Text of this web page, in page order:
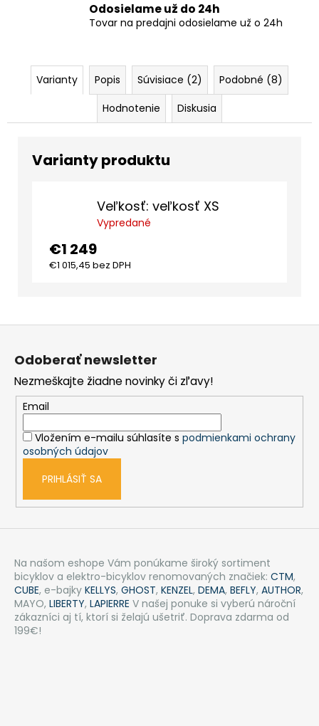
Odosielame už do 24h
Tovar na predajni odosielame už o 24h
Varianty Popis Súvisiace (2)
Podobné (8)
Hodnotenie
Diskusia
Veľkosť: veľkosť XS
Vypredané
€1 249
€1 015,45 bez DPH
Z
Odoberať newsletter
Nezmeškajte žiadne novinky či zľavy!
Email
Vložením e-mailu súhlasíte s podmienkami ochrany
osobných údajov
PRIHLÁSIŤ SA
Na našom eshope Vám ponúkame široký sortiment
bicyklov a elektro-bicyklov renomovaných značiek: CTM,
CUBE, e-bajky KELLYS, GHOST, KENZEL, DEMA, BEFLY, AUTHOR,
MAYO, LIBERTY, LAPIERRE V našej ponuke si vyberú nároční
zákazníci aj tí, ktorí si želajú ušetriť. Doprava zdarma od
199€!